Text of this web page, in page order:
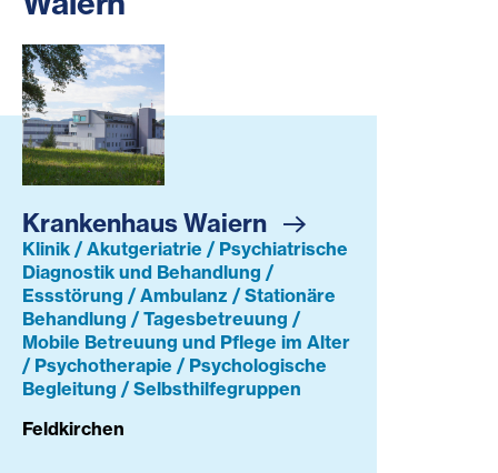
Krankenhaus Waiern
Klinik / Akutgeriatrie / Psychiatrische
Diagnostik und Behandlung /
Essstörung / Ambulanz / Stationäre
Behandlung / Tagesbetreuung /
Mobile Betreuung und Pflege im Alter
/ Psychotherapie / Psychologische
Begleitung / Selbsthilfegruppen
Feldkirchen